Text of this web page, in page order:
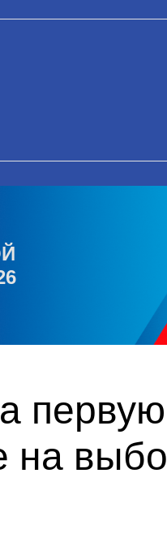
первую
на